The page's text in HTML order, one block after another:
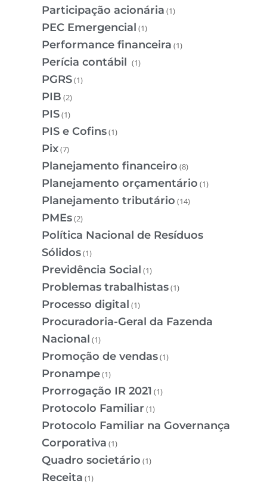
Participação acionária (1)
PEC Emergencial (1)
Performance financeira (1)
Perícia contábil (1)
PGRS(1)
PIB (2)
PIS(1)
PIS e Cofins(1)
Pix(7)
Planejamento financeiro (8)
Planejamento orçamentário (1)
Planejamento tributário (14)
PMEs(2)
Política Nacional de Resíduos
Sólidos(1)
Previdência Social (1)
Problemas trabalhistas(1)
Processo digital (1)
Procuradoria-Geral da Fazenda
Nacional (1)
Promoção de vendas(1)
Pronampe(1)
Prorrogação IR 2021 (1)
Protocolo Familiar (1)
Protocolo Familiar na Governança
Corporativa (1)
Quadro societário (1)
Receita (1)